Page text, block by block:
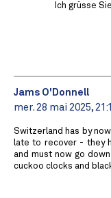
Ich grüsse
Jams O'Donnell
mer. 28 mai 2025,
Switzerland has by
late to recover - they
and must now go
cuckoo clocks and